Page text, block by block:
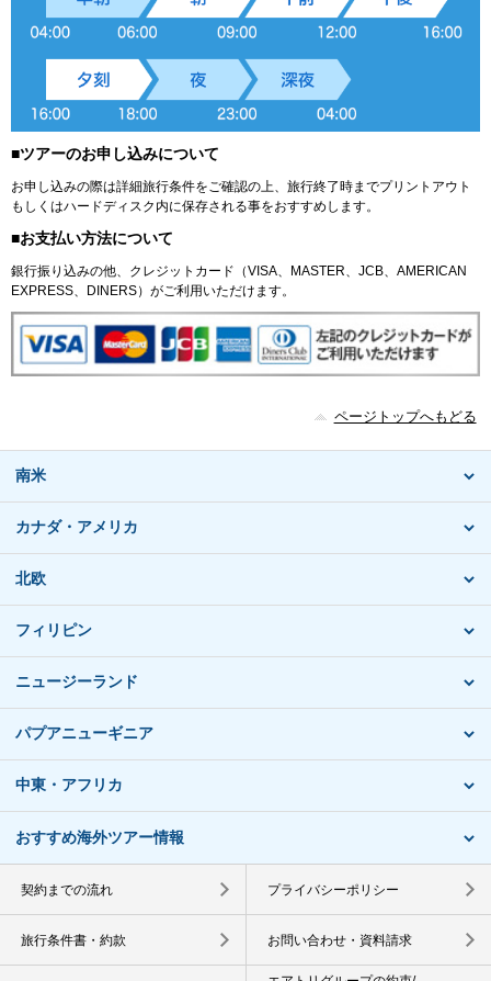
■ツアーのお申し込みについて
お申し込みの際は詳細旅行条件をご確認の上、旅行終了時までプリントアウト
もしくはハードディスク内に保存される事をおすすめします。
■お支払い方法について
銀行振り込みの他、クレジットカード（VISA、MASTER、JCB、AMERICAN
EXPRESS、DINERS）がご利用いただけます。
ページトップへもどる
南米
カナダ・アメリカ
北欧
フィリピン
ニュージーランド
パプアニューギニア
中東・アフリカ
おすすめ海外ツアー情報
契約までの流れ プライバシーポリシー
旅行条件書・約款 お問い合わせ・資料請求